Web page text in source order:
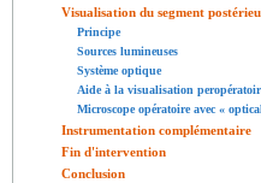
Visualisation du segment
Principe
Sources lumineuses
Système optique
Aide à la visualisation
Microscope opératoire avec «
Instrumentation complémentaire
Fin d'intervention
Conclusion